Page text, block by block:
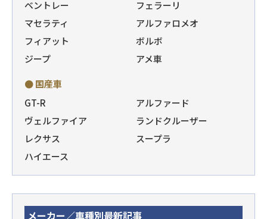
ベントレー
フェラーリ
マセラティ
アルファロメオ
フィアット
ボルボ
ジープ
アメ車
● 国産車
GT-R
アルファード
ヴェルファイア
ランドクルーザー
レクサス
スープラ
ハイエース
メーカー／車種別最新記事